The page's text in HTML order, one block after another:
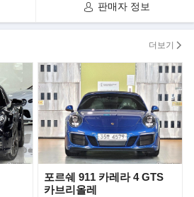
은 Bentley Motors가 장인정신과
보인
테이가와 동일한 플랫폼과 파워트레인
판매자 정보
더보기
포르쉐 911 카레라 4 GTS
카브리올레